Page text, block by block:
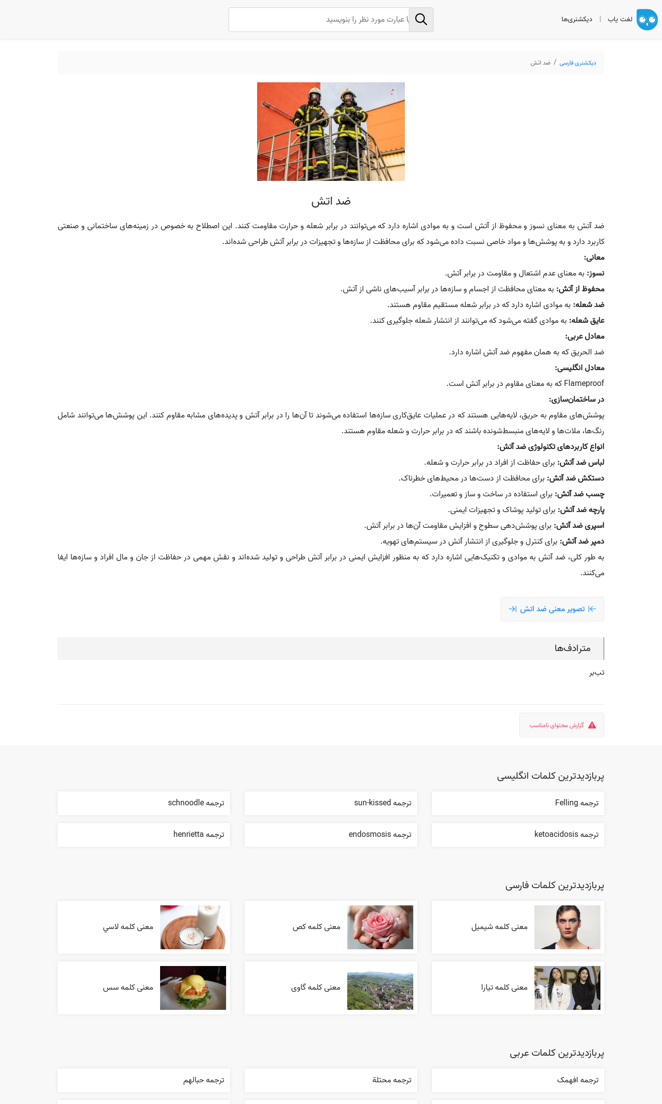
لغت یاب | دیکشنری‌ها
دیکشنری فارسی ضد اتش
ضد اتش
ضد آتش به معنای نسوز و محفوظ از آتش است و به موادی اشاره دارد که می‌توانند در برابر شعله و حرارت مقاومت کنند. این اصطلاح به خصوص در زمینه‌های ساختمانی و صنعتی
کاربرد دارد و به پوشش‌ها و مواد خاصی نسبت داده می‌شود که برای محافظت از سازه‌ها و تجهیزات در برابر آتش طراحی شده‌اند.
معانی:
نسوز: به معنای عدم اشتعال و مقاومت در برابر آتش.
محفوظ از آتش: به معنای محافظت از اجسام و سازه‌ها در برابر آسیب‌های ناشی از آتش.
ضد شعله: به موادی اشاره دارد که در برابر شعله مستقیم مقاوم هستند.
عایق شعله: به موادی گفته می‌شود که می‌توانند از انتشار شعله جلوگیری کنند.
معادل عربی:
ضد الحریق که به همان مفهوم ضد آتش اشاره دارد.
معادل انگلیسی:
Flameproof که به معنای مقاوم در برابر آتش است.
در ساختمان‌سازی:
پوشش‌های مقاوم به حریق، لایه‌هایی هستند که در عملیات عایق‌کاری سازه‌ها استفاده می‌شوند تا آن‌ها را در برابر آتش و پدیده‌های مشابه مقاوم کنند. این پوشش‌ها می‌توانند شامل
رنگ‌ها، ملات‌ها و لایه‌های منبسط‌شونده باشند که در برابر حرارت و شعله مقاوم هستند.
انواع کاربردهای تکنولوژی ضد آتش:
لباس ضد آتش: برای حفاظت از افراد در برابر حرارت و شعله.
دستکش ضد آتش: برای محافظت از دست‌ها در محیط‌های خطرناک.
چسب ضد آتش: برای استفاده در ساخت و ساز و تعمیرات.
پارچه ضد آتش: برای تولید پوشاک و تجهیزات ایمنی.
اسپری ضد آتش: برای پوشش‌دهی سطوح و افزایش مقاومت آن‌ها در برابر آتش.
دمپر ضد آتش: برای کنترل و جلوگیری از انتشار آتش در سیستم‌های تهویه.
به طور کلی، ضد آتش به موادی و تکنیک‌هایی اشاره دارد که به منظور افزایش ایمنی در برابر آتش طراحی و تولید شده‌اند و نقش مهمی در حفاظت از جان و مال افراد و سازه‌ها ایفا
می‌کنند.
تصویر معنی ضد اتش
مترادف‌ها
تب‌بر
گزارش محتوای نامناسب
پربازدیدترین کلمات انگلیسی
ترجمه Felling ترجمه sun-kissed ترجمه schnoodle
ترجمه ketoacidosis ترجمه endosmosis ترجمه henrietta
پربازدیدترین کلمات فارسی
معنی کلمه شیمیل معنی کلمه کص معنی کلمه لاسي
معنی کلمه تیارا معنی کلمه گاوی معنی کلمه سس
پربازدیدترین کلمات عربی
ترجمه افهمک ترجمه محتلة ترجمه حبالهم